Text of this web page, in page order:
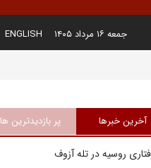
ENGLISH جمعه ۱۶ مرداد ۱۴۰۵
آخرین خبرها پر بازدیدترین ها
روسیه در تله آزوف